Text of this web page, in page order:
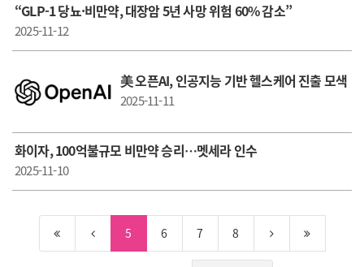
“GLP-1 당뇨·비만약, 대장암 5년 사망 위험 60% 감소”
2025-11-12
美 오픈AI, 인공지능 기반 헬스케어 진출 모색
2025-11-11
화이자, 100억불규모 비만약 승리…멧세라 인수
2025-11-10
5 6 7 8